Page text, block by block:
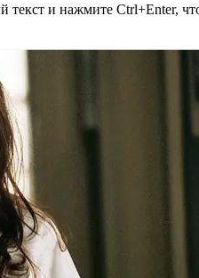
и нажмите Ctrl+Enter,